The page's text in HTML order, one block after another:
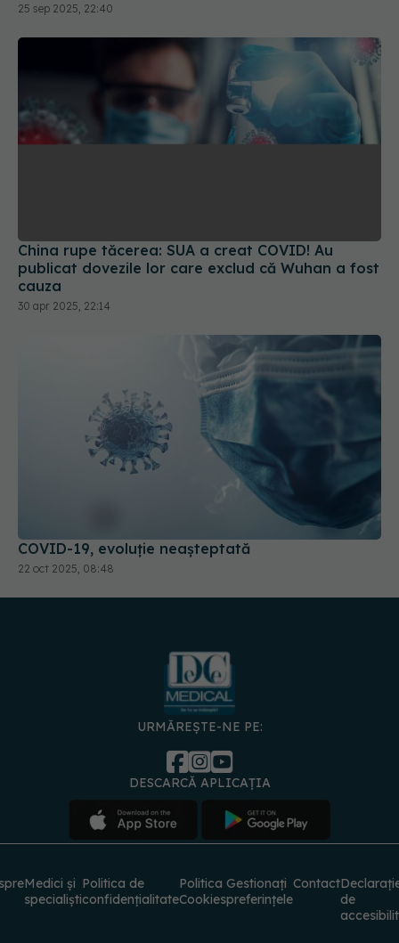
25 sep 2025, 22:40
China rupe tăcerea: SUA a creat COVID! Au
publicat dovezile lor care exclud că Wuhan a fost
cauza
30 apr 2025, 22:14
COVID-19, evoluție neașteptată
22 oct 2025, 08:48
URMĂREȘTE-NE PE:
DESCARCĂ APLICAȚIA
Medici și
specialiști
Politica de
confidențialitate
Politica
Cookies
Gestionați
preferințele
Contact
de